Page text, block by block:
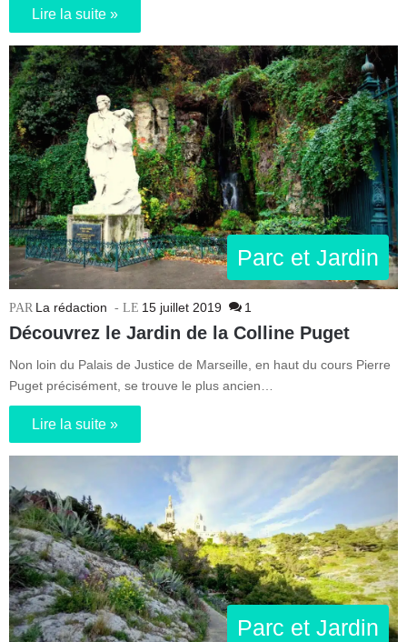
Lire la suite »
Parc et Jardin
La rédaction 15 juillet 2019 1
Découvrez le Jardin de la Colline Puget
Non loin du Palais de Justice de Marseille, en haut du cours Pierre
Puget précisément, se trouve le plus ancien…
Lire la suite »
Parc et Jardin